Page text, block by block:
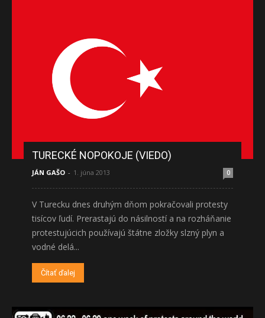
TURECKÉ NOPOKOJE (VIEDO)
JÁN GAŠO - 1. júna 2013 0
V Turecku dnes druhým dňom pokračovali protesty
tisícov ľudí. Prerastajú do násilností a na rozháňanie
protestujúcich používajú štátne zložky slzný plyn a
vodné delá...
Čítať ďalej